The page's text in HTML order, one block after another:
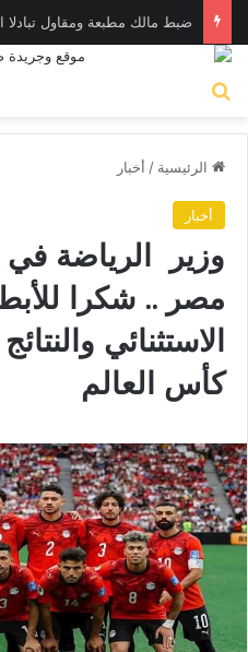
الرئيسية / أخبار
أخبار
وزير الرياضة
مصر .. شكرا
الاستثنائي
كأس العالم